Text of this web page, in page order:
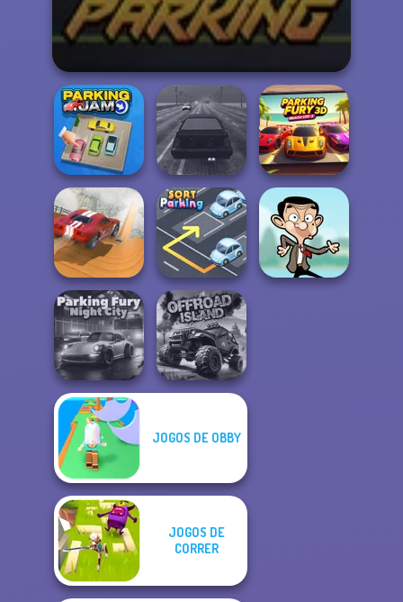
Parking Jam Highway Traffic
Parking Fury 3D:
Beach City 2
City Driver:
Destroy Car
Sort Parking
Parking Fury 3D:
Night City
JOGOS DE OBBY
JOGOS DE
CORRER